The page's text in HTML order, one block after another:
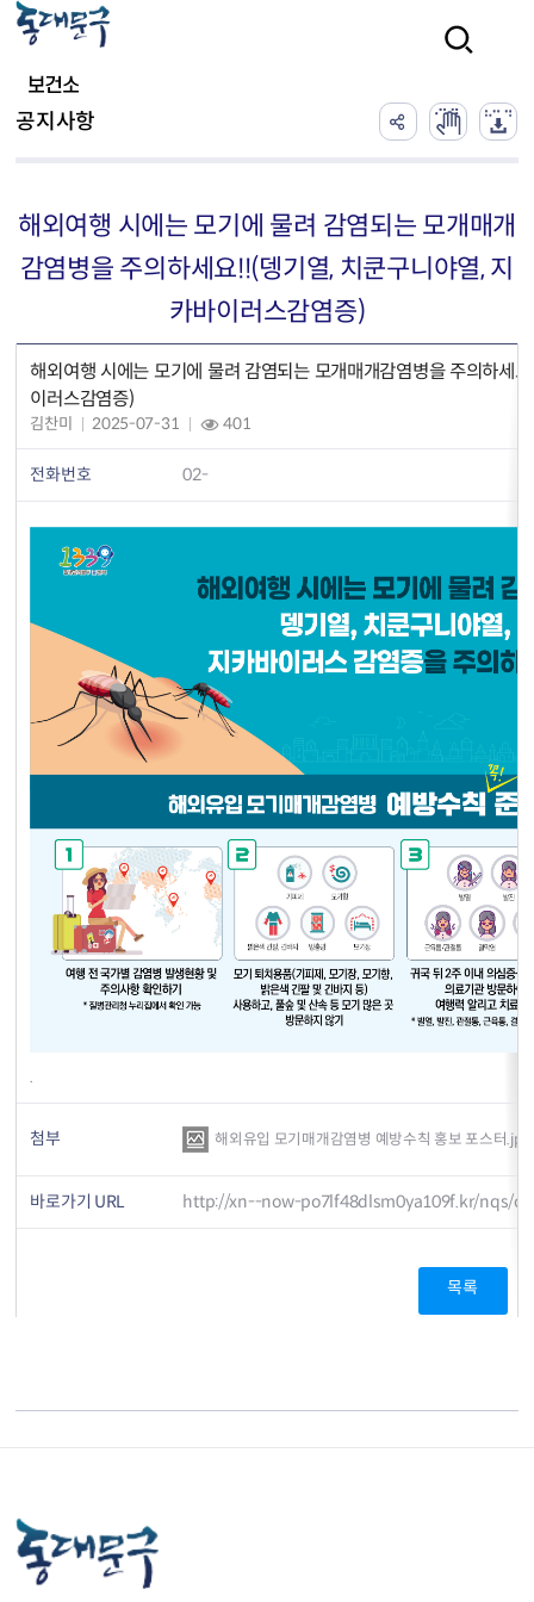
보건소
공지사항
해외여행 시에는 모기에 물려 감염되는 모개매개
감염병을 주의하세요!!(뎅기열, 치쿤구니야열, 지
카바이러스감염증)
해외여행 시에는 모기에 물려 감염되는 모개매개감염병을 주의하세
이러스감염증)
김찬미 2025-07-31 401
전화번호 02-
.
첨부 해외유입 모기매개감염병 예방수칙 홍보 포스터.jpg
바로가기 URL http://xn--now-po7lf48dlsm0ya109f.kr/nqs/
목록